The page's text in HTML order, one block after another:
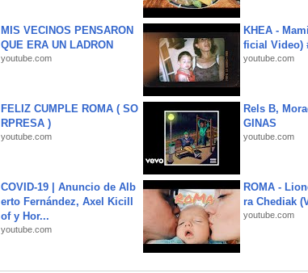
MIS VECINOS PENSARON
QUE ERA UN LADRON
youtube.com
KHEA -
ficial Video)
youtube.com
FELIZ CUMPLE ROMA ( SO
RPRESA )
youtube.com
Rels B,
GINAS
youtube.com
COVID-19 | Anuncio de Alb
erto Fernández, Axel Kicill
of y Hor...
youtube.com
ROMA -
ra Chediak
youtube.com